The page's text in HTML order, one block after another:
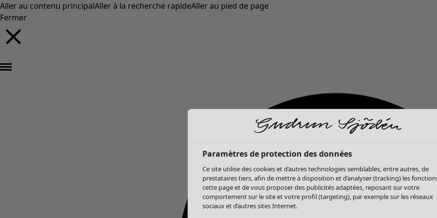
Aller au contenu principalAller à la recherche rapideAller au pied de page
Fermer
Paramètres de protection des données
Ce site utilise des cookies et d’autres technologies semblables, entre autres, de
prestataires tiers, afin de mettre à disposition et d’analyser (tracking) les
cette page et de vous proposer des publicités adaptées, reposant sur votre
comportement sur le site et votre profil (targeting), par exemple sur les réseaux
sociaux et d’autres sites Internet.